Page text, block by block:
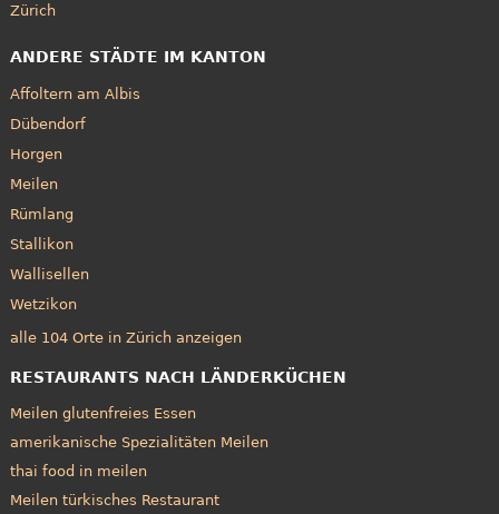
Zürich
ANDERE STÄDTE IM KANTON
Affoltern am Albis
Dübendorf
Horgen
Meilen
Rümlang
Stallikon
Wallisellen
Wetzikon
alle 104 Orte in Zürich anzeigen
RESTAURANTS NACH LÄNDERKÜCHEN
Meilen glutenfreies Essen
amerikanische Spezialitäten Meilen
thai food in meilen
Meilen türkisches Restaurant